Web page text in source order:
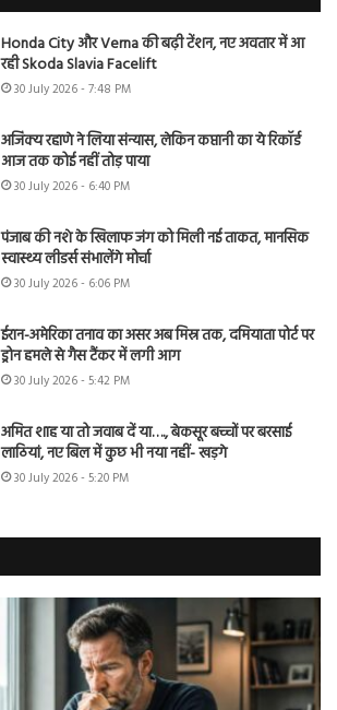
Honda City और Verna की बढ़ी टेंशन, नए अवतार में आ
रही Skoda Slavia Facelift
30 July 2026 - 7:48 PM
अजिंक्य रहाणे ने लिया संन्यास, लेकिन कप्तानी का ये रिकॉर्ड
आज तक कोई नहीं तोड़ पाया
30 July 2026 - 6:40 PM
पंजाब की नशे के खिलाफ जंग को मिली नई ताकत, मानसिक
स्वास्थ्य लीडर्स संभालेंगे मोर्चा
30 July 2026 - 6:06 PM
ईरान-अमेरिका तनाव का असर अब मिस्र तक, दमियाता पोर्ट पर
ड्रोन हमले से गैस टैंकर में लगी आग
30 July 2026 - 5:42 PM
अमित शाह या तो जवाब दें या…., बेकसूर बच्चों पर बरसाई
लाठियां, नए बिल में कुछ भी नया नहीं- खड़गे
30 July 2026 - 5:20 PM